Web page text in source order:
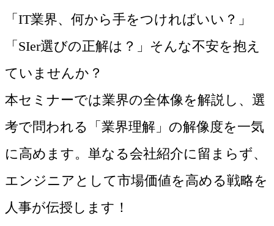
「IT業界、何から手をつければいい？」
「SIer選びの正解は？」そんな不安を抱え
ていませんか？
本セミナーでは業界の全体像を解説し、選
考で問われる「業界理解」の解像度を一気
に高めます。単なる会社紹介に留まらず、
エンジニアとして市場価値を高める戦略を
人事が伝授します！